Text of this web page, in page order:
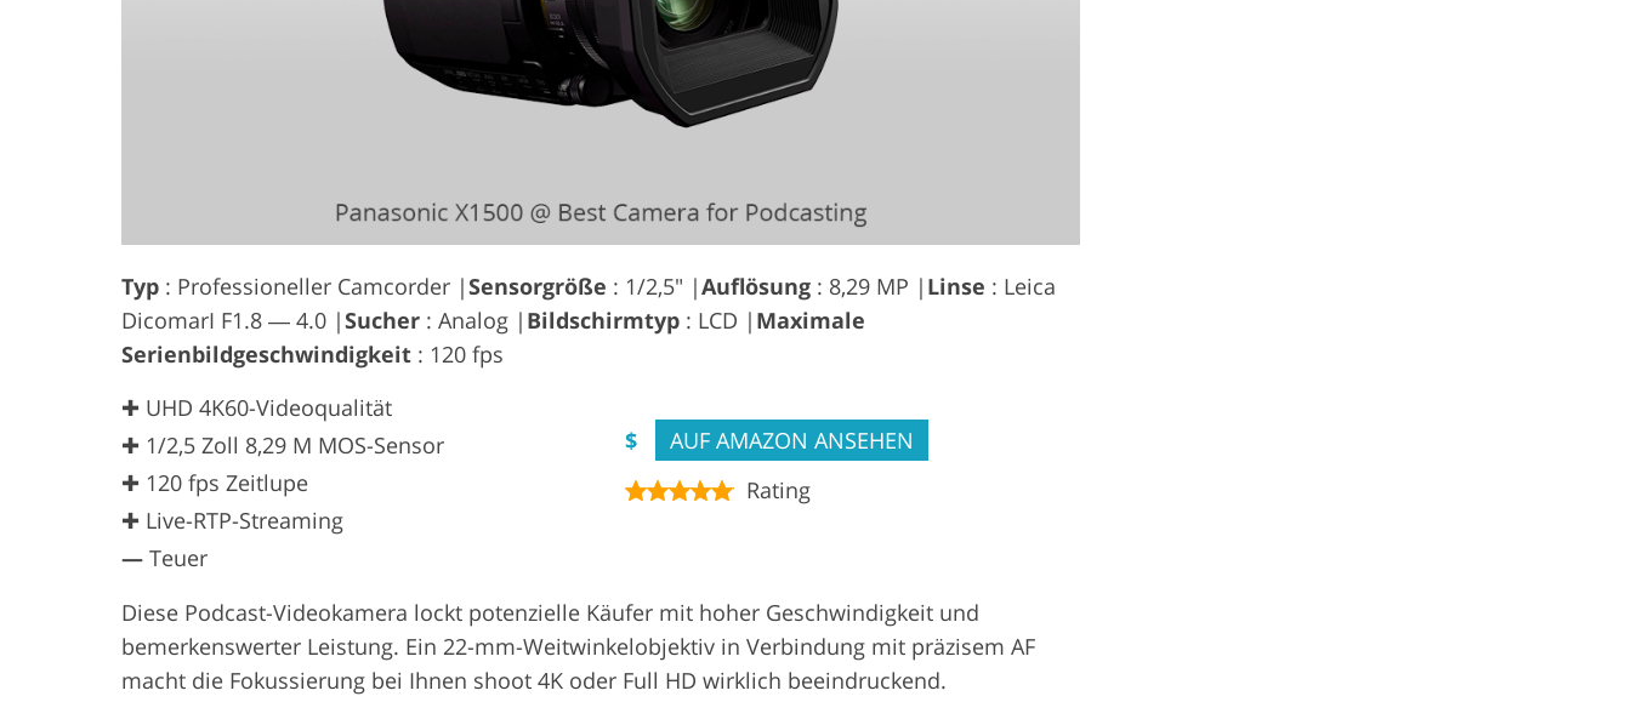
Typ : Professioneller Camcorder |Sensorgröße : 1/2,5" |Auflösung : 8,29 MP | Linse : Leica
DicomarI F1.8 ― 4.0 |Sucher : Analog | Bildschirmtyp : LCD | Maximale
Serienbildgeschwindigkeit : 120 fps
✚ UHD 4K60-Videoqualität
✚ 1/2,5 Zoll 8,29 M MOS-Sensor
✚ 120 fps Zeitlupe
✚ Live-RTP-Streaming
— Teuer
$
AUF AMAZON ANSEHEN
Rating
Diese Podcast-Videokamera lockt potenzielle Käufer mit hoher Geschwindigkeit und
bemerkenswerter Leistung. Ein 22-mm-Weitwinkelobjektiv in Verbindung mit präzisem AF
macht die Fokussierung bei Ihnen shoot 4K oder Full HD wirklich beeindruckend.